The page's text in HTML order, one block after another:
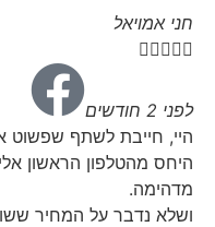
חני אמויאל

לפני 2 חודשים
היי, חייבת לשתף שפשוט
היחס מהטלפון הראשון
מדהימה.
ושלא נדבר על המחיר